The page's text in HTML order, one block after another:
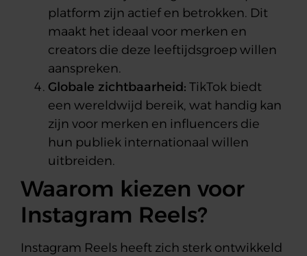
platform zijn actief en betrokken. Dit
maakt het ideaal voor merken en
creators die deze leeftijdsgroep willen
aanspreken.
Globale zichtbaarheid: TikTok biedt
een wereldwijd bereik, wat handig kan
zijn voor merken en influencers die
hun publiek internationaal willen
uitbreiden.
Waarom kiezen voor
Instagram Reels?
Instagram Reels heeft zich sterk ontwikkeld